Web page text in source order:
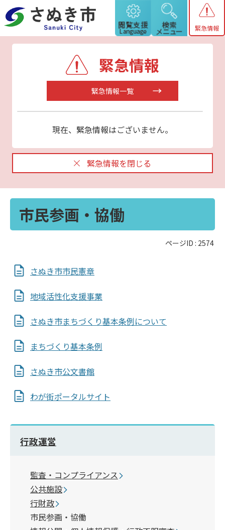
緊急情報
緊急情報
緊急情報一覧
現在、緊急情報はございません。
緊急情報を閉じる
市民参画・協働
ページID : 2574
さぬき市市民憲章
地域活性化支援事業
さぬき市まちづくり基本条例について
まちづくり基本条例
さぬき市公文書館
わが街ポータルサイト
行政運営
監査・コンプライアンス
公共施設
行財政
市民参画・協働